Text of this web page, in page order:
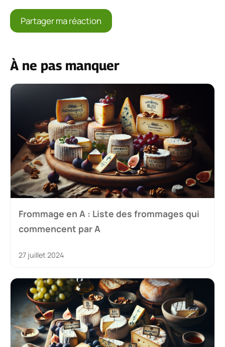
À ne pas manquer
Frommage en A : Liste des frommages qui
commencent par A
27 juillet 2024